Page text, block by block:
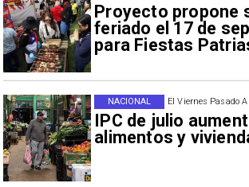
Proyecto propone
feriado el 17 de
para Fiestas
El Viernes Pasado
IPC de julio
alimentos y
NACIONAL